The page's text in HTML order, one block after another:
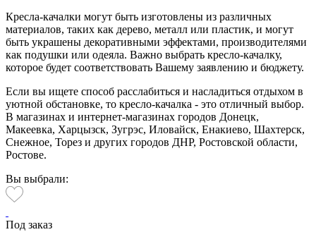
Кресла-качалки могут быть изготовлены из различных
материалов, таких как дерево, металл или пластик, и могут
быть украшены декоративными эффектами, производителями
как подушки или одеяла. Важно выбрать кресло-качалку,
которое будет соответствовать Вашему заявлению и бюджету.
Если вы ищете способ расслабиться и насладиться отдыхом в
уютной обстановке, то кресло-качалка - это отличный выбор.
В магазинах и интернет-магазинах городов Донецк,
Макеевка, Харцызск, Зугрэс, Иловайск, Енакиево, Шахтерск,
Снежное, Торез и других городов ДНР, Ростовской области,
Ростове.
Вы выбрали:
Под заказ